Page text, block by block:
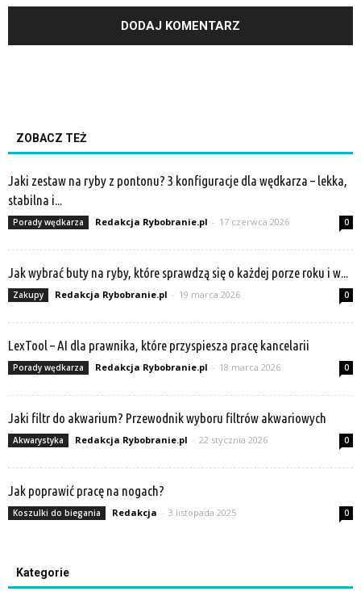
ZOBACZ TEŻ
Jaki zestaw na ryby z pontonu? 3 konfiguracje dla wędkarza – lekka,
stabilna i...
Porady wędkarza Redakcja Rybobranie.pl - 17 czerwca 2026 0
Jak wybrać buty na ryby, które sprawdzą się o każdej porze roku i w...
Zakupy Redakcja Rybobranie.pl - 19 marca 2026 0
LexTool – AI dla prawnika, które przyspiesza pracę kancelarii
Porady wędkarza Redakcja Rybobranie.pl - 18 marca 2026 0
Jaki filtr do akwarium? Przewodnik wyboru filtrów akwariowych
Akwarystyka Redakcja Rybobranie.pl - 22 stycznia 2026 0
Jak poprawić pracę na nogach?
Koszulki do biegania Redakcja - 3 listopada 2025 0
Kategorie